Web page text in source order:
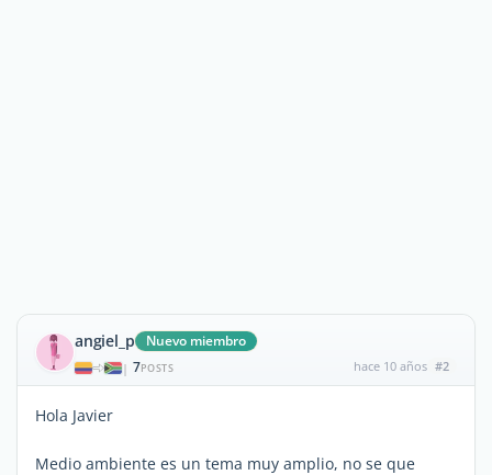
angiel_p Nuevo miembro
| 7POSTS hace 10 años #2
Hola Javier
Medio ambiente es un tema muy amplio, no se que